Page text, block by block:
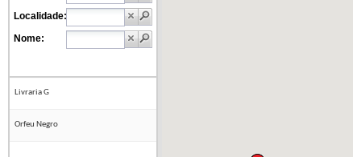
Localidade:
Nome:
Livraria G
Orfeu Negro